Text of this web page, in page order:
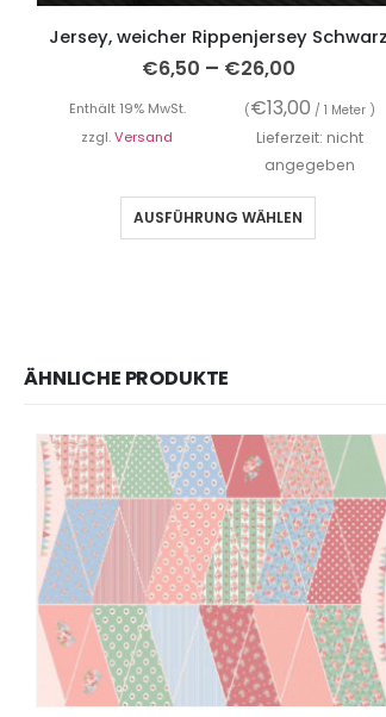
Jersey, weicher Rippenjersey Schwarz
€6,50 – €26,00
Enthält 19% MwSt. (€13,00 / 1 Meter )
zzgl.Versand
Lieferzeit: nicht
angegeben
AUSFÜHRUNG WÄHLEN
ÄHNLICHE PRODUKTE